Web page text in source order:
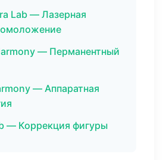
Lab — Лазерная
— Перманентный
— Аппаратная
— Коррекция фигуры